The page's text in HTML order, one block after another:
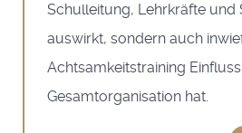
Schulleitung, Lehrkräfte und
auswirkt, sondern auch
Achtsamkeitstraining
Gesamtorganisation hat.